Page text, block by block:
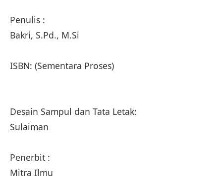
Penulis :
Bakri, S.Pd., M.Si
ISBN: (Sementara Proses)
Desain Sampul dan Tata Letak:
Sulaiman
Penerbit :
Mitra Ilmu